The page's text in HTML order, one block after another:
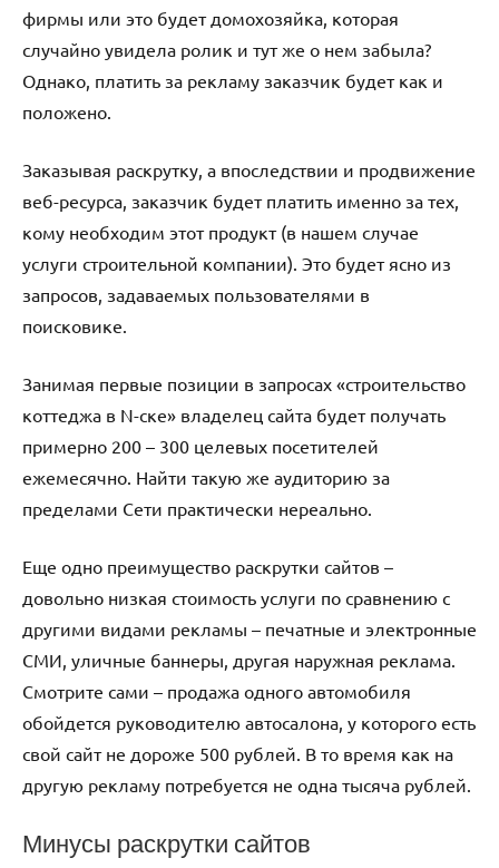
фирмы или это будет домохозяйка, которая
случайно увидела ролик и тут же о нем забыла?
Однако, платить за рекламу заказчик будет как и
положено.
Заказывая раскрутку, а впоследствии и продвижение
веб-ресурса, заказчик будет платить именно за тех,
кому необходим этот продукт (в нашем случае
услуги строительной компании). Это будет ясно из
запросов, задаваемых пользователями в
поисковике.
Занимая первые позиции в запросах «строительство
коттеджа в N-ске» владелец сайта будет получать
примерно 200 – 300 целевых посетителей
ежемесячно. Найти такую же аудиторию за
пределами Сети практически нереально.
Еще одно преимущество раскрутки сайтов –
довольно низкая стоимость услуги по сравнению с
другими видами рекламы – печатные и электронные
СМИ, уличные баннеры, другая наружная реклама.
Смотрите сами – продажа одного автомобиля
обойдется руководителю автосалона, у которого есть
свой сайт не дороже 500 рублей. В то время как на
другую рекламу потребуется не одна тысяча рублей.
Минусы раскрутки сайтов